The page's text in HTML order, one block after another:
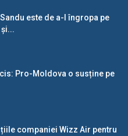
este de a-l îngropa pe
Pro-Moldova o susține pe
companiei Wizz Air pentru